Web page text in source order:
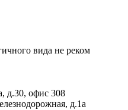
вида не реком
д.30, офис 308
д.1а